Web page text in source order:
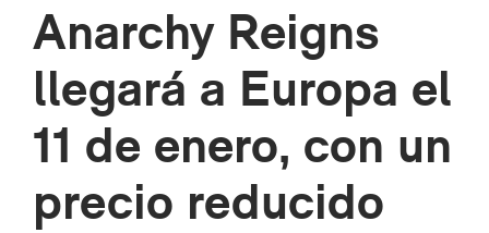
Anarchy Reigns
llegará a Europa el
11 de enero, con un
precio reducido